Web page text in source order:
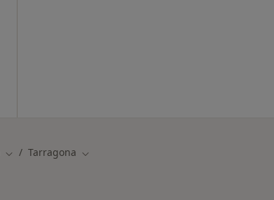
Cambiar de ciudad
Tarragona Cambiar de ciudad